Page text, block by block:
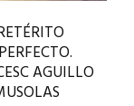
AGUILLO